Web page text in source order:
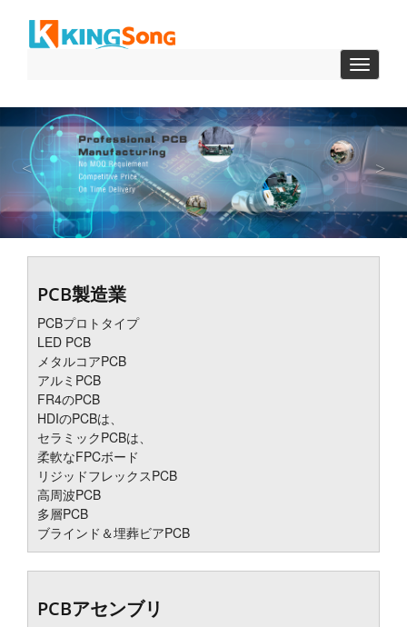
ト
グ
ビ
ゲ
ー
シ
ョ
前 次
PCB製造業
PCBプロトタイプ
LED PCB
メタルコアPCB
アルミPCB
FR4のPCB
HDIのPCBは、
セラミックPCBは、
柔軟なFPCボード
リジッドフレックスPCB
高周波PCB
多層PCB
ブラインド＆埋葬ビアPCB
PCBアセンブリ